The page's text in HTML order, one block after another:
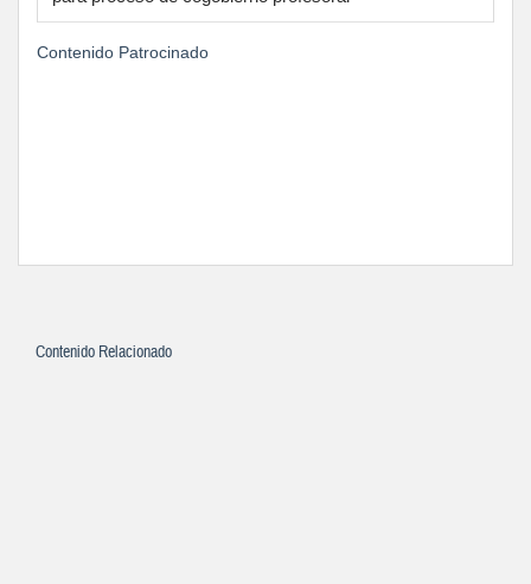
Contenido Patrocinado
Contenido Relacionado